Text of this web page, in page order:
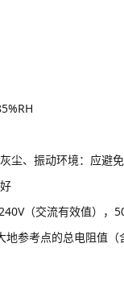
尘、振动环境：应避免
（交流有效值），
参考点的总电阻值（